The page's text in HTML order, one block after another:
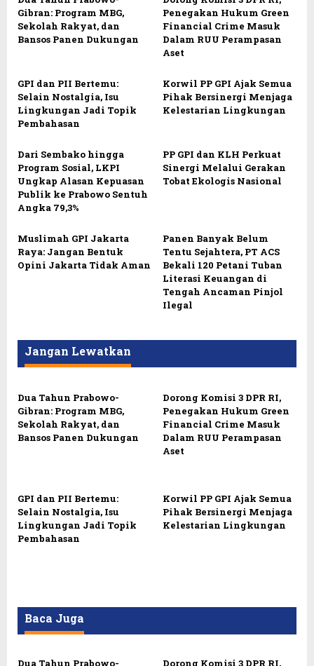
Gibran: Program MBG,
Sekolah Rakyat, dan
Bansos Panen Dukungan
Penegakan Hukum Green
Financial Crime Masuk
Dalam RUU Perampasan
Aset
GPI dan PII Bertemu:
Selain Nostalgia, Isu
Lingkungan Jadi Topik
Pembahasan
Korwil PP GPI Ajak Semua
Pihak Bersinergi Menjaga
Kelestarian Lingkungan
Dari Sembako hingga
Program Sosial, LKPI
Ungkap Alasan Kepuasan
Publik ke Prabowo Sentuh
Angka 79,3%
PP GPI dan KLH Perkuat
Sinergi Melalui Gerakan
Tobat Ekologis Nasional
Muslimah GPI Jakarta
Raya: Jangan Bentuk
Opini Jakarta Tidak Aman
Panen Banyak Belum
Tentu Sejahtera, PT ACS
Bekali 120 Petani Tuban
Literasi Keuangan di
Tengah Ancaman Pinjol
Ilegal
Jangan Lewatkan
Dua Tahun Prabowo-
Gibran: Program MBG,
Sekolah Rakyat, dan
Bansos Panen Dukungan
Dorong Komisi 3 DPR RI,
Penegakan Hukum Green
Financial Crime Masuk
Dalam RUU Perampasan
Aset
GPI dan PII Bertemu:
Selain Nostalgia, Isu
Lingkungan Jadi Topik
Pembahasan
Korwil PP GPI Ajak Semua
Pihak Bersinergi Menjaga
Kelestarian Lingkungan
Baca Juga
Dua Tahun Prabowo-
Dorong Komisi 3 DPR RI,